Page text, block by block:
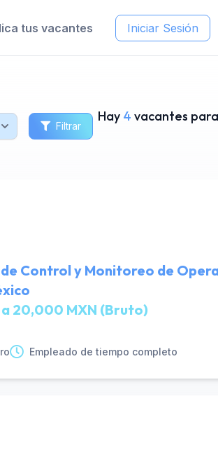
tus vacantes Iniciar Sesión
Filtrar
Hay 4 vacantes
Control y Monitoreo de
20,000 MXN (Bruto)
Empleado de tiempo completo